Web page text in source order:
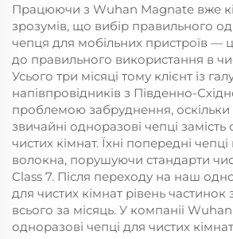
Працюючи з Wuhan Magnate вже
зрозумів, що вибір правильного
чепця для мобільних пристроїв —
до правильного використання в
Усього три місяці тому клієнт із
напівпровідників з Південно-
проблемою забруднення, оскільки
звичайні одноразові чепці замість
чистих кімнат. Їхні попередні
волокна, порушуючи стандарти
Class 7. Після переходу на наш
для чистих кімнат рівень
всього за місяць. У компанії
одноразові чепці для чистих